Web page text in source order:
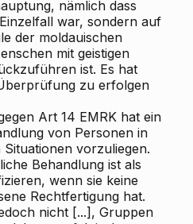
nämlich dass
war, sondern auf
der moldauischen
mit geistigen
ist. Es hat
zu erfolgen
Art 14 EMRK hat ein
von Personen in
vorzuliegen.
Behandlung ist als
wenn sie keine
Rechtfertigung hat.
nicht [...], Gruppen